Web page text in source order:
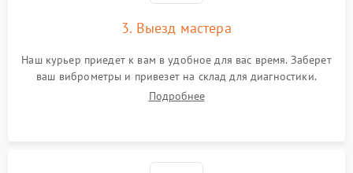
3. Выезд мастера
Наш курьер приедет к вам в удобное для вас время. Заберет
ваш виброметры и привезет на склад для диагностики.
Подробнее